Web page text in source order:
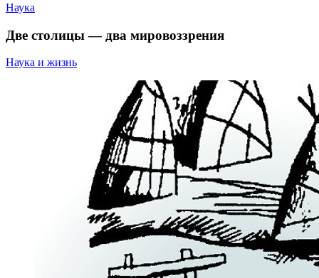
Наука
Две столицы — два мировоззрения
Наука и жизнь